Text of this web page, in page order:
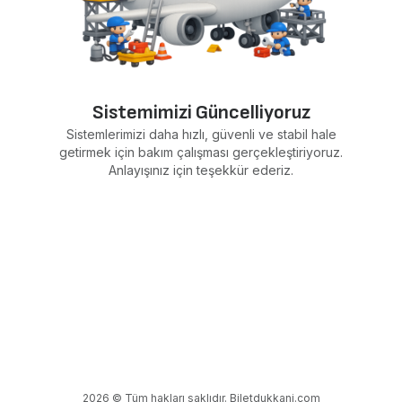
Sistemimizi Güncelliyoruz
Sistemlerimizi daha hızlı, güvenli ve stabil hale
getirmek için bakım çalışması gerçekleştiriyoruz.
Anlayışınız için teşekkür ederiz.
2026 © Tüm hakları saklıdır. Biletdukkani.com